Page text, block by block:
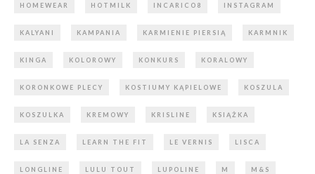
HOMEWEAR HOTMILK INCARICO8 INSTAGRAM
KALYANI KAMPANIA KARMIENIE PIERSIĄ KARMNIK
KINGA KOLOROWY KONKURS KORALOWY
KORONKOWE PLECY KOSTIUMY KĄPIELOWE KOSZULA
KOSZULKA KREMOWY KRISLINE KSIĄŻKA
LA SENZA LEARN THE FIT LE VERNIS LISCA
LONGLINE LULU TOUT LUPOLINE M M&S